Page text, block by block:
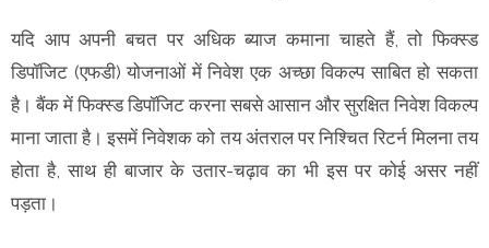
यदि आप अपनी बचत पर अधिक ब्याज कमाना चाहते हैं, तो फिक्स्ड
डिपॉजिट (एफडी) योजनाओं में निवेश एक अच्छा विकल्प साबित हो सकता
है। बैंक में फिक्स्ड डिपॉजिट करना सबसे आसान और सुरक्षित निवेश विकल्प
माना जाता है। इसमें निवेशक को तय अंतराल पर निश्चित रिटर्न मिलना तय
होता है, साथ ही बाजार के उतार-चढ़ाव का भी इस पर कोई असर नहीं
पड़ता।